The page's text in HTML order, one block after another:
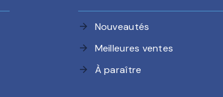
arrow_forward Nouveautés
arrow_forward Meilleures ventes
arrow_forward À paraître